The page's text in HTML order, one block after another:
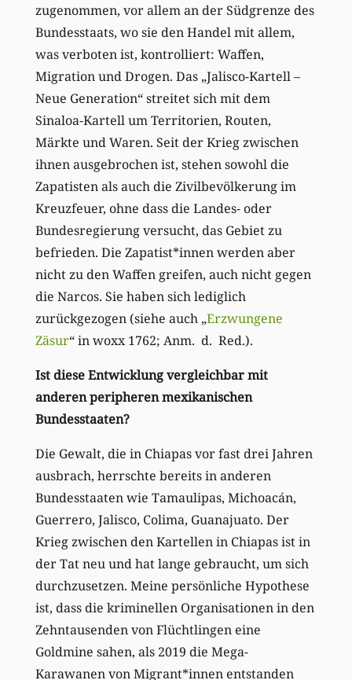
zugenommen, vor allem an der Südgrenze des
Bundesstaats, wo sie den Handel mit allem,
was verboten ist, kontrolliert: Waffen,
Migration und Drogen. Das „Jalisco-Kartell –
Neue Generation“ streitet sich mit dem
Sinaloa-Kartell um Territorien, Routen,
Märkte und Waren. Seit der Krieg zwischen
ihnen ausgebrochen ist, stehen sowohl die
Zapatisten als auch die Zivilbevölkerung im
Kreuzfeuer, ohne dass die Landes- oder
Bundesregierung versucht, das Gebiet zu
befrieden. Die Zapatist*innen werden aber
nicht zu den Waffen greifen, auch nicht gegen
die Narcos. Sie haben sich lediglich
zurückgezogen (siehe auch „Erzwungene
Zäsur“ in woxx 1762; Anm. d. Red.).
Ist diese Entwicklung vergleichbar mit
anderen peripheren mexikanischen
Bundesstaaten?
Die Gewalt, die in Chiapas vor fast drei Jahren
ausbrach, herrschte bereits in anderen
Bundesstaaten wie Tamaulipas, Michoacán,
Guerrero, Jalisco, Colima, Guanajuato. Der
Krieg zwischen den Kartellen in Chiapas ist in
der Tat neu und hat lange gebraucht, um sich
durchzusetzen. Meine persönliche Hypothese
ist, dass die kriminellen Organisationen in den
Zehntausenden von Flüchtlingen eine
Goldmine sahen, als 2019 die Mega-
Karawanen von Migrant*innen entstanden